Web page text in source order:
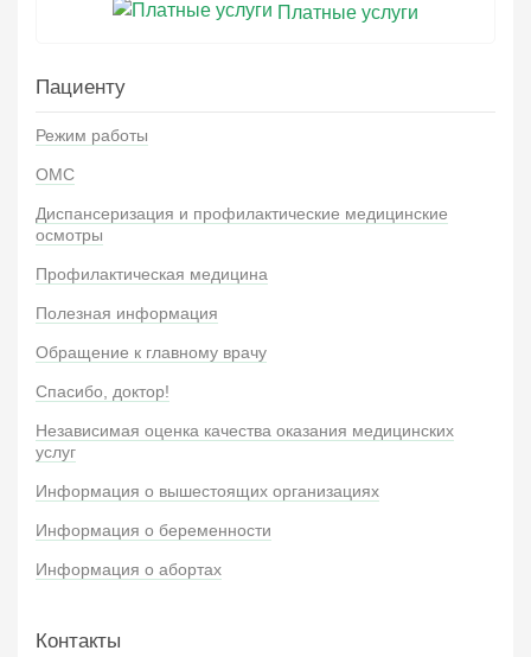
Платные услуги
Пациенту
Режим работы
ОМС
Диспансеризация и профилактические медицинские
осмотры
Профилактическая медицина
Полезная информация
Обращение к главному врачу
Спасибо, доктор!
Независимая оценка качества оказания медицинских
услуг
Информация о вышестоящих организациях
Информация о беременности
Информация о абортах
Контакты